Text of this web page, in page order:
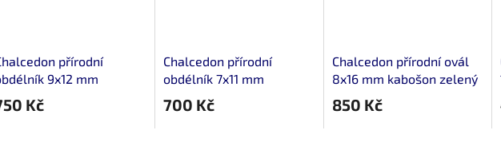
přírodní
9x12 mm
kabošon plochý zelený
Kč
Chalcedon přírodní
obdélník 7x11 mm
kabošon plochý zelený
700 Kč
Chalcedon přírodní ovál
8x16 mm kabošon zelený
850 Kč